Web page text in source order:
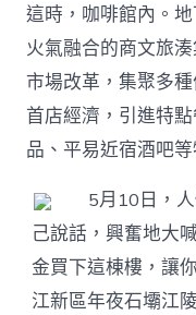
這時，咖啡館內。
火氣融合的商文旅
市場改革，集聚多
首店經濟，引進特
品、平易近宿酒
5月10日，人
己說話，興奮地大
金買下這棟樓，讓
江新區年夜石壩江